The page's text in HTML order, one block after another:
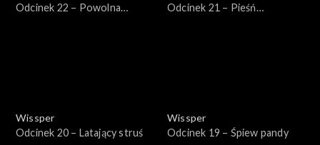
Odcinek 22 – Powolna
Odcinek 21 – Pieśń
Wissper
Odcinek 20 – Latający struś
Wissper
Odcinek 19 – Śpiew pandy